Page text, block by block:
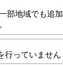
部地域でも追
行っていません